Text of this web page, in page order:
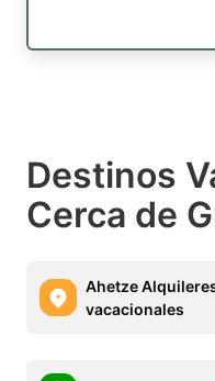
Destinos
Cerca de
Ahetze
vacacionales